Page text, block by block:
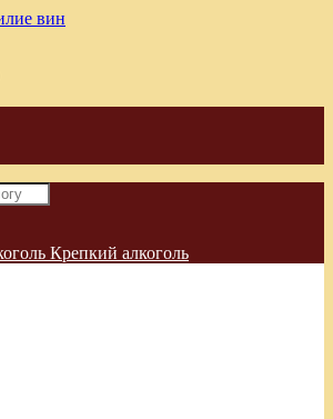
Крепкий алкоголь